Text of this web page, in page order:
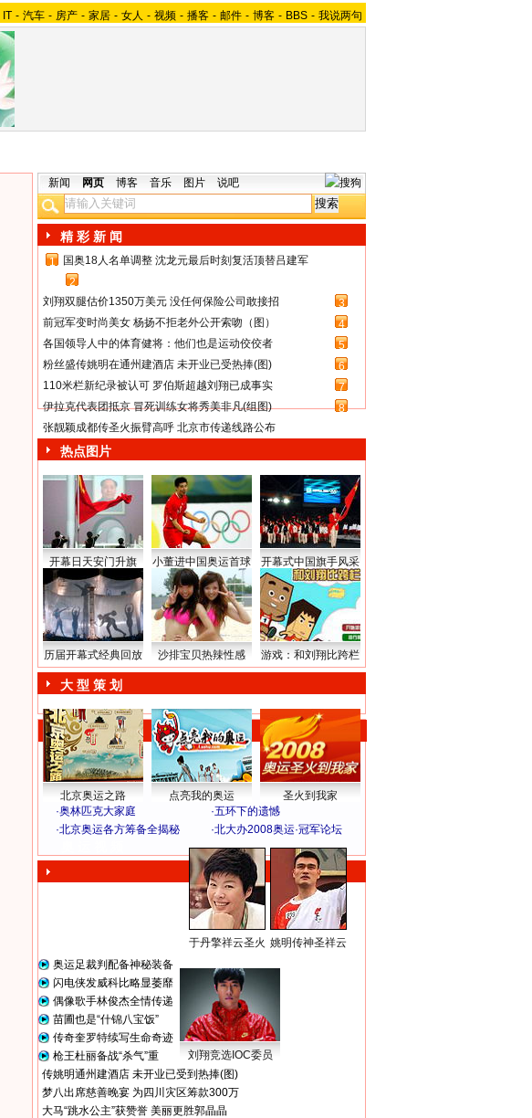
IT - 汽车 - 房产 - 家居 - 女人 - 视频 - 播客 - 邮件 - 博客 - BBS - 我说两句
新闻 网页 博客 音乐 图片 说吧
精 彩 新 闻
1
国奥18人名单调整 沈龙元最后时刻复活顶替吕建军
2
刘翔双腿估价1350万美元 没任何保险公司敢接招
3
前冠军变时尚美女 杨扬不拒老外公开索吻（图）
4
各国领导人中的体育健将：他们也是运动佼佼者
5
粉丝盛传姚明在通州建酒店 未开业已受热捧(图)
6
110米栏新纪录被认可 罗伯斯超越刘翔已成事实
7
伊拉克代表团抵京 冒死训练女将秀美非凡(组图)
8
张靓颖成都传圣火振臂高呼 北京市传递线路公布
热点图片
开幕日天安门升旗 小董进中国奥运首球 开幕式中国旗手风采
历届开幕式经典回放 沙排宝贝热辣性感 游戏：和刘翔比跨栏
大 型 策 划
北京奥运之路 点亮我的奥运
圣火到我家
·奥林匹克大家庭 ·五环下的遗憾
·北京奥运各方筹备全揭秘 ·北大办2008奥运·冠军论坛
于丹擎祥云圣火 姚明传神圣祥云
奥运足裁判配备神秘装备
闪电侠发威科比略显萎靡
偶像歌手林俊杰全情传递
苗圃也是“什锦八宝饭”
传奇奎罗特续写生命奇迹
枪王杜丽备战“杀气”重
刘翔竞选IOC委员
传姚明通州建酒店 未开业已受到热捧(图)
梦八出席慈善晚宴 为四川灾区筹款300万
大马“跳水公主”获赞誉 美丽更胜郭晶晶